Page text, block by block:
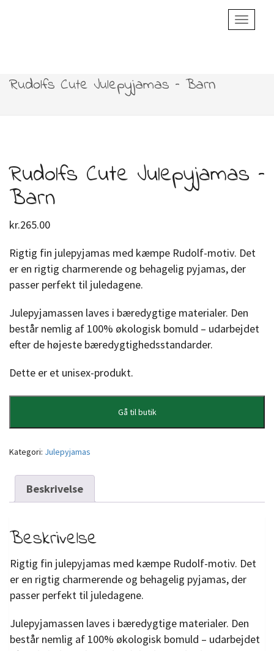
Toggle
Rudolfs Cute Julepyjamas – Barn
Rudolfs Cute Julepyjamas –
Barn
kr.265.00
Rigtig fin julepyjamas med kæmpe Rudolf-motiv. Det
er en rigtig charmerende og behagelig pyjamas, der
passer perfekt til juledagene.
Julepyjamassen laves i bæredygtige materialer. Den
består nemlig af 100% økologisk bomuld – udarbejdet
efter de højeste bæredygtighedsstandarder.
Dette er et unisex-produkt.
Gå til butik
Kategori: Julepyjamas
Beskrivelse
Beskrivelse
Rigtig fin julepyjamas med kæmpe Rudolf-motiv. Det
er en rigtig charmerende og behagelig pyjamas, der
passer perfekt til juledagene.
Julepyjamassen laves i bæredygtige materialer. Den
består nemlig af 100% økologisk bomuld – udarbejdet